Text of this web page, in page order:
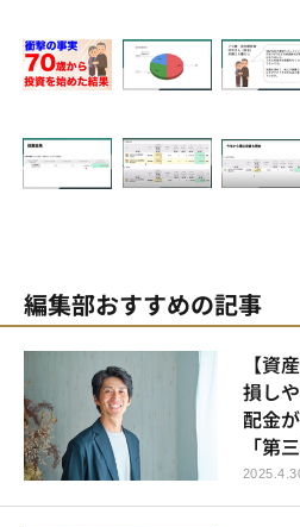
編集部おすすめの記事
【資
損し
配金
「第